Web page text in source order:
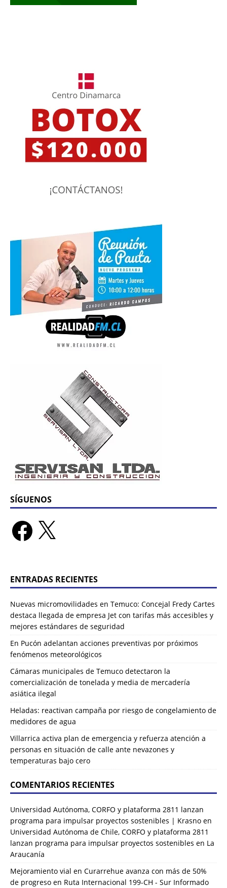
SÍGUENOS
ENTRADAS RECIENTES
Nuevas micromovilidades en Temuco: Concejal Fredy Cartes
destaca llegada de empresa Jet con tarifas más accesibles y
mejores estándares de seguridad
En Pucón adelantan acciones preventivas por próximos
fenómenos meteorológicos
Cámaras municipales de Temuco detectaron la
comercialización de tonelada y media de mercadería
asiática ilegal
Heladas: reactivan campaña por riesgo de congelamiento de
medidores de agua
Villarrica activa plan de emergencia y refuerza atención a
personas en situación de calle ante nevazones y
temperaturas bajo cero
COMENTARIOS RECIENTES
Universidad Autónoma, CORFO y plataforma 2811 lanzan
programa para impulsar proyectos sostenibles | Krasno en
Universidad Autónoma de Chile, CORFO y plataforma 2811
lanzan programa para impulsar proyectos sostenibles en La
Araucanía
Mejoramiento vial en Curarrehue avanza con más de 50%
de progreso en Ruta Internacional 199-CH - Sur Informado